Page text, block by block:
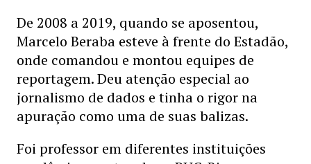
De 2008 a 2019, quando se aposentou,
Marcelo Beraba esteve à frente do Estadão,
onde comandou e montou equipes de
reportagem. Deu atenção especial ao
jornalismo de dados e tinha o rigor na
apuração como uma de suas balizas.
Foi professor em diferentes instituições